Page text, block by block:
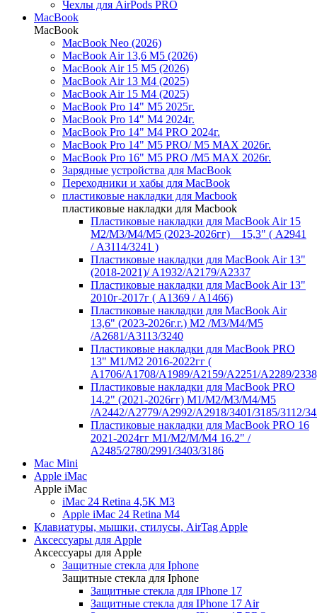
Чехлы для AirPods PRO
MacBook
MacBook
MacBook Neo (2026)
MacBook Air 13,6 M5 (2026)
MacBook Air 15 M5 (2026)
MacBook Air 13 M4 (2025)
MacBook Air 15 M4 (2025)
MacBook Pro 14" M5 2025г.
MacBook Pro 14" M4 2024г.
MacBook Pro 14" M4 PRO 2024г.
MacBook Pro 14" M5 PRO/ M5 MAX 2026г.
MacBook Pro 16" M5 PRO /M5 MAX 2026г.
Зарядные устройства для MacBook
Переходники и хабы для MacBook
пластиковые накладки для Macbook
пластиковые накладки для Macbook
Пластиковые накладки для MacBook Air 15
M2/M3/M4/M5 (2023-2026гг) _ 15,3" ( А2941
/ А3114/3241 )
Пластиковые накладки для MacBook Air 13"
(2018-2021)/ A1932/A2179/A2337
Пластиковые накладки для MacBook Air 13"
2010г-2017г ( А1369 / А1466)
Пластиковые накладки для MacBook Air
13,6" (2023-2026г.г.) M2 /M3/M4/M5
/A2681/A3113/3240
Пластиковые накладки для MacBook PRO
13" M1/M2 2016-2022гг (
А1706/A1708/A1989/A2159/A2251/A2289/
Пластиковые накладки для MacBook PRO
14.2" (2021-2026гг) M1/M2/M3/M4/M5
/A2442/A2779/A2992/A2918/3401/3185/3112/
Пластиковые накладки для MacBook PRO 16
2021-2024гг M1/M2/M/M4 16.2" /
А2485/2780/2991/3403/3186
Mac Mini
Apple iMac
Apple iMac
iMac 24 Retina 4,5K M3
Apple iMac 24 Retina M4
Клавиатуры, мышки, стилусы, AirTag Apple
Аксессуары для Apple
Аксессуары для Apple
Защитные стекла для Iphone
Защитные стекла для Iphone
Защитные стекла для IPhone 17
Защитные стекла для IPhone 17 Air